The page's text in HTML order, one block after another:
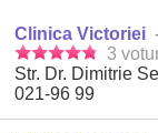
Clinica Victoriei
3
Str. Dr. Dimitrie
021-96 99